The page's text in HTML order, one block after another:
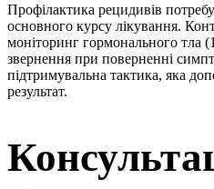
Профілактика рецидивів
основного курсу лікування.
моніторинг гормонального тла
звернення при поверненні
підтримувальна тактика, яка
результат.